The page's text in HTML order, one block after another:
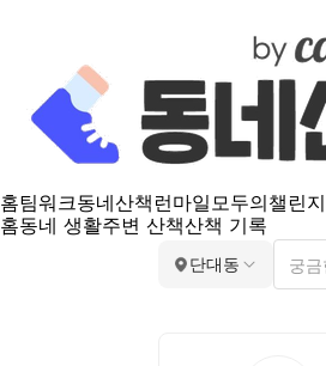
홈팀워크동네산책 런마일모두의챌린지
홈동네 생활주변 산책산책 기록
단대동